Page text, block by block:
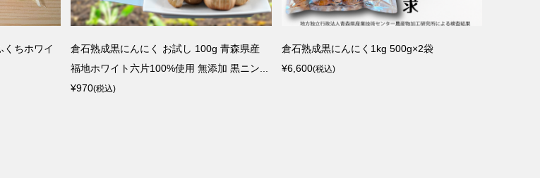
倉石熟成黒にんにく 200g
訳あり最高品質黒にんにく500g
¥3,150(税込)